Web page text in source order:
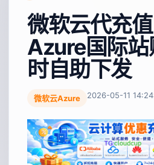
微软云代充
Azure国际
时自助下发
微软云Azure 2026-05-11